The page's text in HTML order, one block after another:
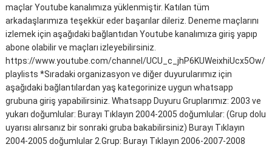
maçlar Youtube kanalımıza yüklenmiştir. Katılan tüm
arkadaşlarımıza teşekkür eder başarılar dileriz. Deneme maçlarını
izlemek için aşağıdaki bağlantıdan Youtube kanalımıza giriş yapıp
abone olabilir ve maçları izleyebilirsiniz.
https://www.youtube.com/channel/UCU_c_jhP6KUWeixhiUcx5Ow/
playlists *Sıradaki organizasyon ve diğer duyurularımız için
aşağıdaki bağlantılardan yaş kategorinize uygun whatsapp
grubuna giriş yapabilirsiniz. Whatsapp Duyuru Gruplarımız: 2003 ve
yukarı doğumlular: Burayı Tıklayın 2004-2005 doğumlular: (Grup dolu
uyarısı alırsanız bir sonraki gruba bakabilirsiniz) Burayı Tıklayın
2004-2005 doğumlular 2.Grup: Burayı Tıklayın 2006-2007-2008